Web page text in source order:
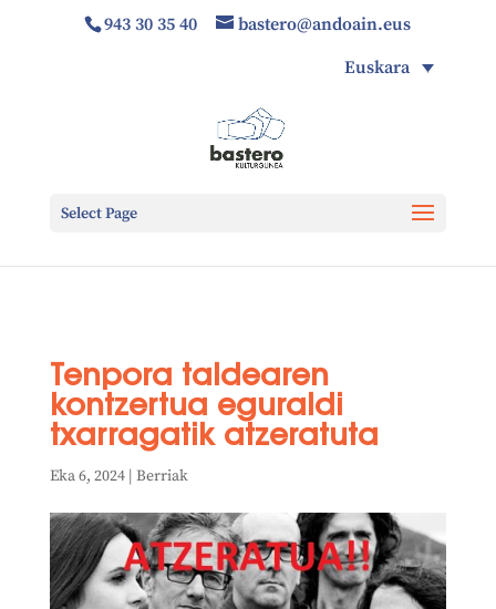
943 30 35 40
bastero@andoain.eus
Euskara
Select Page
Tenpora taldearen
kontzertua eguraldi
txarragatik atzeratuta
Eka 6, 2024| Berriak